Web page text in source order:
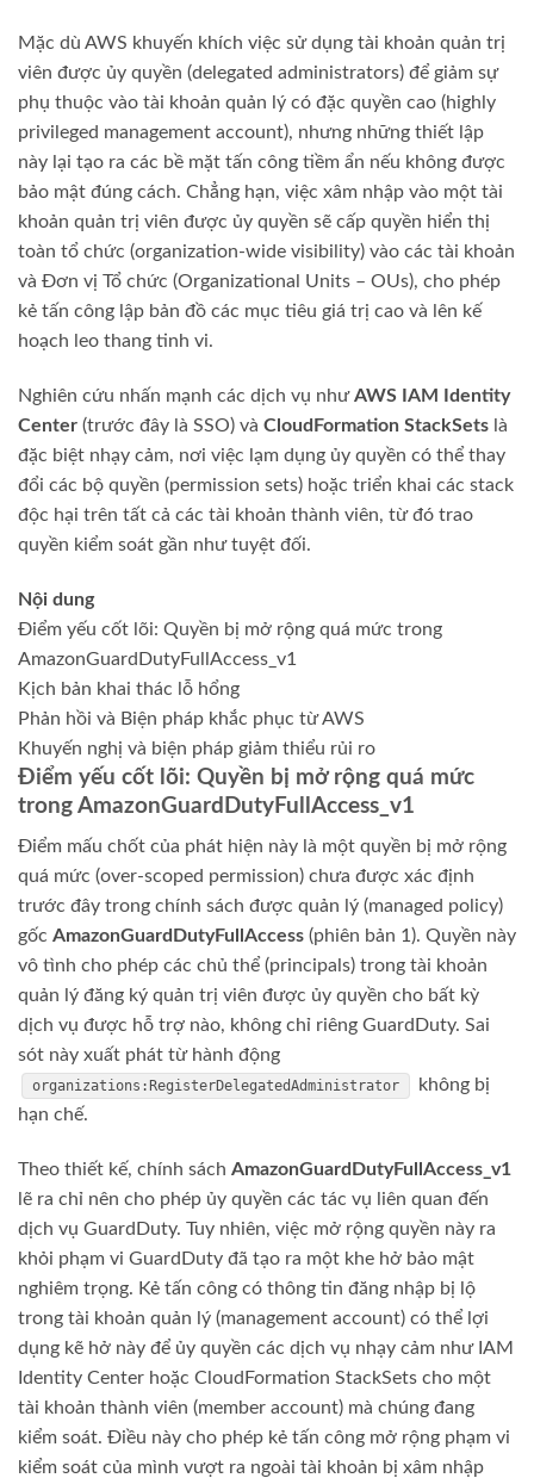
Mặc dù AWS khuyến khích việc sử dụng tài khoản quản trị
viên được ủy quyền (delegated administrators) để giảm sự
phụ thuộc vào tài khoản quản lý có đặc quyền cao (highly
privileged management account), nhưng những thiết lập
này lại tạo ra các bề mặt tấn công tiềm ẩn nếu không được
bảo mật đúng cách. Chẳng hạn, việc xâm nhập vào một tài
khoản quản trị viên được ủy quyền sẽ cấp quyền hiển thị
toàn tổ chức (organization-wide visibility) vào các tài khoản
và Đơn vị Tổ chức (Organizational Units – OUs), cho phép
kẻ tấn công lập bản đồ các mục tiêu giá trị cao và lên kế
hoạch leo thang tinh vi.
Nghiên cứu nhấn mạnh các dịch vụ nhưAWS IAM Identity
Center (trước đây là SSO) và CloudFormation StackSets là
đặc biệt nhạy cảm, nơi việc lạm dụng ủy quyền có thể thay
đổi các bộ quyền (permission sets) hoặc triển khai các stack
độc hại trên tất cả các tài khoản thành viên, từ đó trao
quyền kiểm soát gần như tuyệt đối.
Nội dung
Điểm yếu cốt lõi: Quyền bị mở rộng quá mức trong
AmazonGuardDutyFullAccess_v1
Kịch bản khai thác lỗ hổng
Phản hồi và Biện pháp khắc phục từ AWS
Khuyến nghị và biện pháp giảm thiểu rủi ro
Điểm yếu cốt lõi: Quyền bị mở rộng quá mức
trong AmazonGuardDutyFullAccess_v1
Điểm mấu chốt của phát hiện này là một quyền bị mở rộng
quá mức (over-scoped permission) chưa được xác định
trước đây trong chính sách được quản lý (managed policy)
gốc AmazonGuardDutyFullAccess (phiên bản 1). Quyền này
vô tình cho phép các chủ thể (principals) trong tài khoản
quản lý đăng ký quản trị viên được ủy quyền cho bất kỳ
dịch vụ được hỗ trợ nào, không chỉ riêng GuardDuty. Sai
sót này xuất phát từ hành động
organizations:RegisterDelegatedAdministrator
không bị
hạn chế.
Theo thiết kế, chính sách AmazonGuardDutyFullAccess_v1
lẽ ra chỉ nên cho phép ủy quyền các tác vụ liên quan đến
dịch vụ GuardDuty. Tuy nhiên, việc mở rộng quyền này ra
khỏi phạm vi GuardDuty đã tạo ra một khe hở bảo mật
nghiêm trọng. Kẻ tấn công có thông tin đăng nhập bị lộ
trong tài khoản quản lý (management account) có thể lợi
dụng kẽ hở này để ủy quyền các dịch vụ nhạy cảm như IAM
Identity Center hoặc CloudFormation StackSets cho một
tài khoản thành viên (member account) mà chúng đang
kiểm soát. Điều này cho phép kẻ tấn công mở rộng phạm vi
kiểm soát của mình vượt ra ngoài tài khoản bị xâm nhập